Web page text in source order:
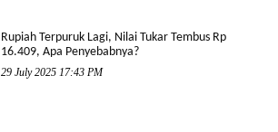
Rupiah Terpuruk Lagi, Nilai Tukar Tembus Rp
16.409, Apa Penyebabnya?
29 July 2025 17:43 PM